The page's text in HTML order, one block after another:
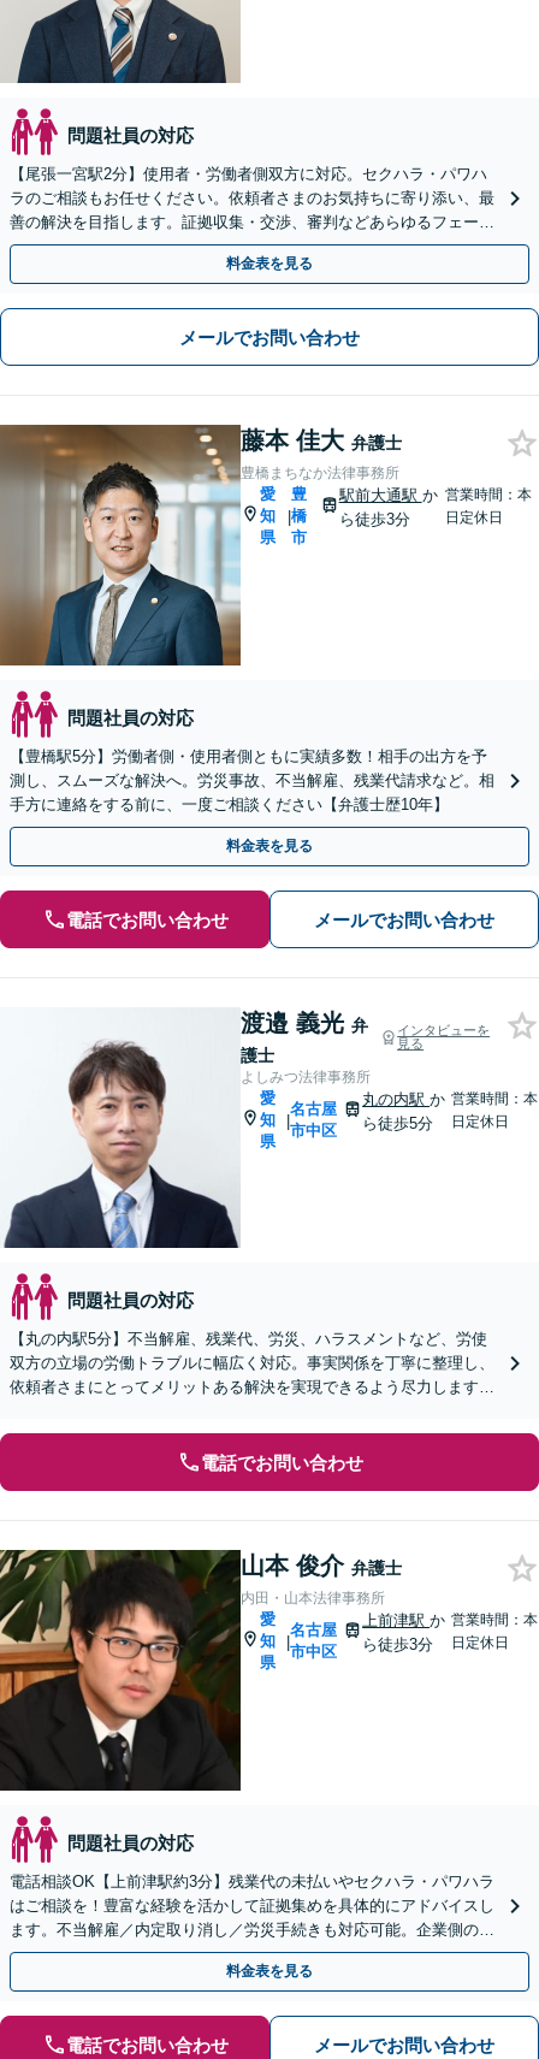
問題社員の対応
【尾張一宮駅2分】使用者・労働者側双方に対応。セクハラ・パワハ
ラのご相談もお任せください。依頼者さまのお気持ちに寄り添い、最
善の解決を目指します。証拠収集・交渉、審判などあらゆるフェーズ
に対応しています【オンライン面談OK（顧問契約後）】
料金表を見る
メールでお問い合わせ
藤本 佳大 弁護士
豊橋まちなか法律事務所
愛
知
県
|
豊
橋
市
駅前大通駅 か
ら徒歩3分
営業時間：本
日定休日
問題社員の対応
【豊橋駅5分】労働者側・使用者側ともに実績多数！相手の出方を予
測し、スムーズな解決へ。労災事故、不当解雇、残業代請求など。相
手方に連絡をする前に、一度ご相談ください【弁護士歴10年】
料金表を見る
電話でお問い合わせ メールでお問い合わせ
渡邉 義光 弁
護士
インタビューを
見る
よしみつ法律事務所
愛
知
県
|
名古屋
市中区
丸の内駅か
ら徒歩5分
営業時間：本
日定休日
問題社員の対応
【丸の内駅5分】不当解雇、残業代、労災、ハラスメントなど、労使
双方の立場の労働トラブルに幅広く対応。事実関係を丁寧に整理し、
依頼者さまにとってメリットある解決を実現できるよう尽力します
電話でお問い合わせ
山本 俊介 弁護士
内田・山本法律事務所
愛
知
県
|
名古屋
市中区
上前津駅か
ら徒歩3分
営業時間：本
日定休日
問題社員の対応
電話相談OK【上前津駅約3分】残業代の未払いやセクハラ・パワハラ
はご相談を！豊富な経験を活かして証拠集めを具体的にアドバイスし
ます。不当解雇／内定取り消し／労災手続きも対応可能。企業側のご
相談も対応可【初回相談無料】
料金表を見る
電話でお問い合わせ メールでお問い合わせ